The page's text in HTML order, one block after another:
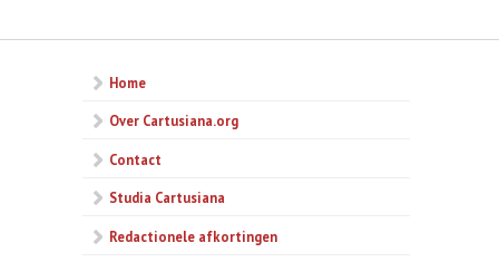
Home
Over Cartusiana.org
Contact
Studia Cartusiana
Redactionele afkortingen